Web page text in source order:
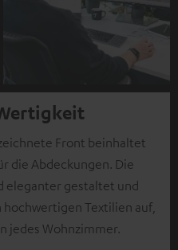
Front beinhaltet
die Abdeckungen. Die
eleganter gestaltet und
Textilien auf,
jedes Wohnzimmer.